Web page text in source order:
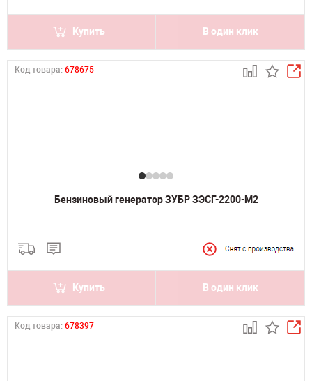
Купить В один клик
Код товара: 678675
Бензиновый генератор ЗУБР ЗЭСГ-2200-М2
Купить В один клик
Код товара: 678397